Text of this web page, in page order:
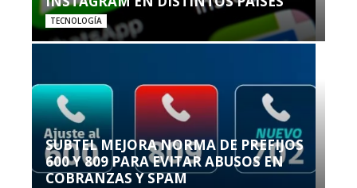
TECNOLOGÍA
SUBTEL MEJORA NORMA DE PREFIJOS
600 Y 809 PARA EVITAR ABUSOS EN
COBRANZAS Y SPAM